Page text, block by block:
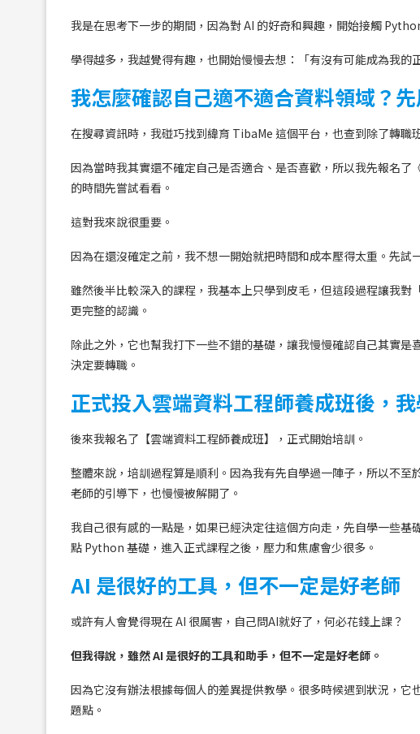
我是在思考下一步的期間，因為對 AI 的好奇和興趣，開始接觸
學得越多，我越覺得有趣，也開始慢慢去想：「有沒有可能成為我的正
我怎麼確認自己適不適合資料領域？
在搜尋資訊時，我碰巧找到緯育 TibaMe 這個平台，也查到除了轉職
因為當時我其實還不確定自己是否適合、是否喜歡，所以我先報名
的時間先嘗試看看。
這對我來說很重要。
因為在還沒確定之前，我不想一開始就把時間和成本壓得太重。先試
雖然後半比較深入的課程，我基本上只學到皮毛，但這段過程讓我
更完整的認識。
除此之外，它也幫我打下一些不錯的基礎，讓我慢慢確認自己其實
決定要轉職。
正式投入雲端資料工程師養成班後，
後來我報名了【雲端資料工程師養成班】，正式開始培訓。
整體來說，培訓過程算是順利。因為我有先自學過一陣子，所以不
老師的引導下，也慢慢被解開了。
我自己很有感的一點是，如果已經決定往這個方向走，先自學一些
點 Python 基礎，進入正式課程之後，壓力和焦慮會少很多。
AI 是很好的工具，但不一定是好老師
或許有人會覺得現在 AI 很厲害，自己問AI就好了，何必花錢上課？
但我得說，雖然 AI 是很好的工具和助手，但不一定是好老師。
因為它沒有辦法根據每個人的差異提供教學。很多時候遇到狀況，
題點。